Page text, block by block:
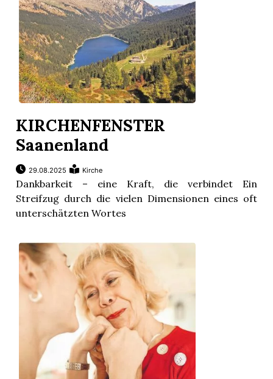
KIRCHENFENSTER
Saanenland
29.08.2025 Kirche
Dankbarkeit – eine Kraft, die verbindet Ein
Streifzug durch die vielen Dimensionen eines oft
unterschätzten Wortes